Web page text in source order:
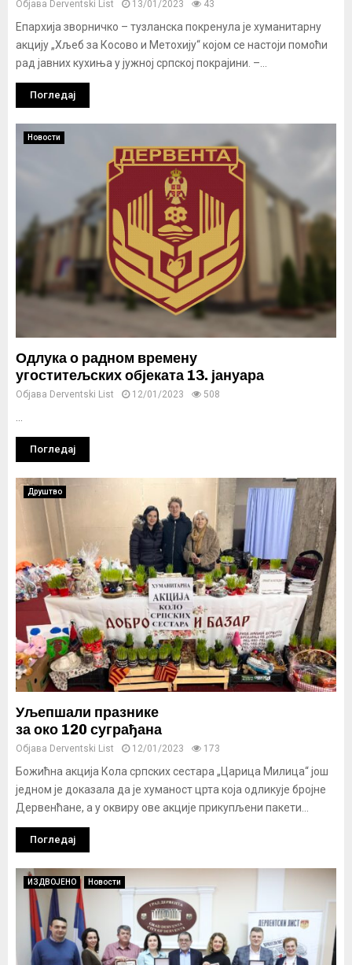
Објава Derventski List 13/01/2023 43
Епархија зворничко – тузланска покренула је хуманитарну
акцију „Хљеб за Косово и Метохију“ којом се настоји помоћи
рад јавних кухиња у јужној српској покрајини. –...
Погледај
Новости
Одлука о радном времену
угоститељских објеката 13. јануара
Објава Derventski List 12/01/2023 508
Погледај
Друштво
Уљепшали празнике
за око 120 суграђана
Објава Derventski List 12/01/2023 173
Божићна акција Кола српских сестара „Царица Милица“ још
једном је доказала да је хуманост црта која одликује бројне
Дервенћане, а у оквиру ове акције прикупљени пакети...
Погледај
ИЗДВОЈЕНО Новости